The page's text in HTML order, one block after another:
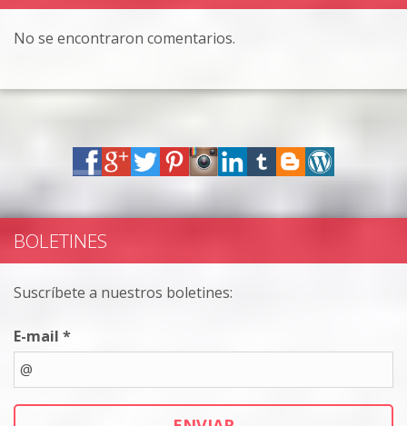
No se encontraron comentarios.
BOLETINES
Suscríbete a nuestros boletines:
E-mail *